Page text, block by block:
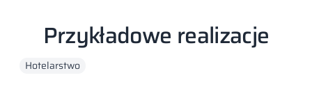
Przykładowe realizacje
Hotelarstwo